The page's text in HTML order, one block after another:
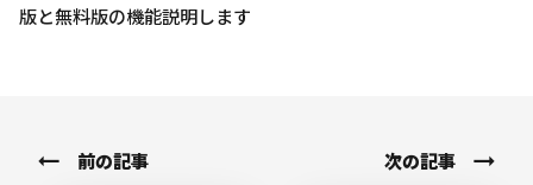
版と無料版の機能説明します
前の記事 次の記事